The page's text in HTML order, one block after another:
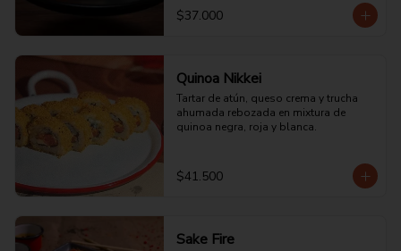
$37.000
Quinoa Nikkei
Tartar de atún, queso crema y trucha
ahumada rebozada en mixtura de
quinoa negra, roja y blanca.
$41.500
Sake Fire